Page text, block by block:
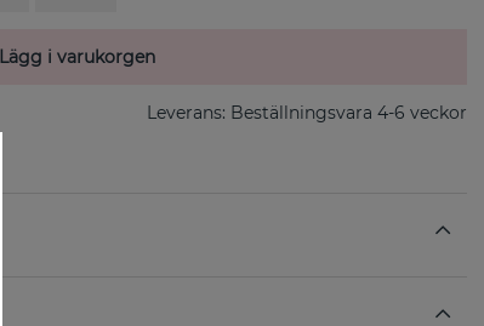
Lägg i varukorgen
Leverans: Beställningsvara 4-6 veckor